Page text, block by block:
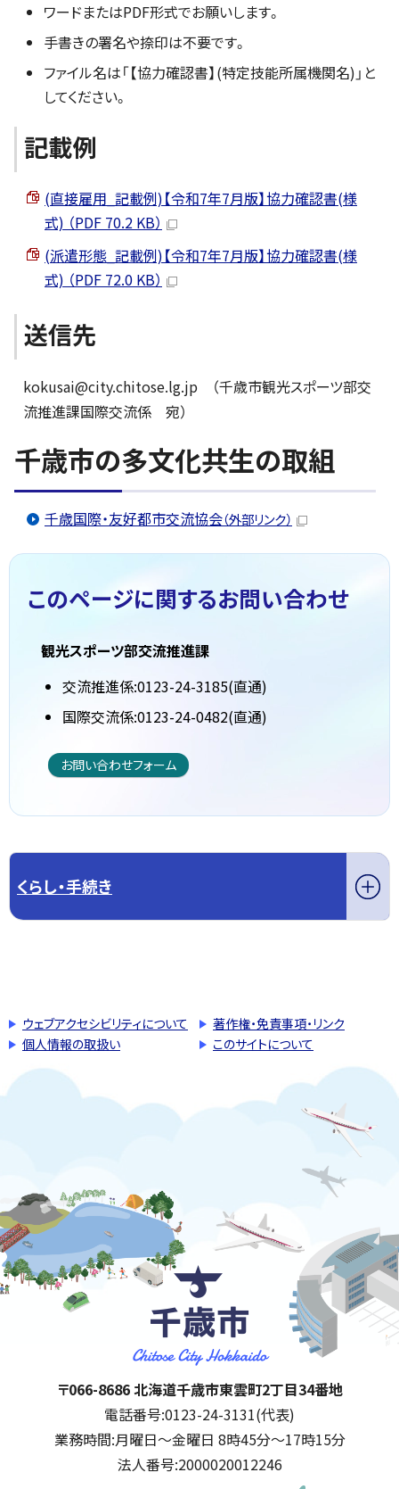
ワードまたはPDF形式でお願いします。
手書きの署名や捺印は不要です。
ファイル名は「【協力確認書】(特定技能所属機関名)」と
してください。
記載例
(直接雇用_記載例)【令和7年7月版】協力確認書(様
式) （PDF 70.2 KB）
(派遣形態_記載例)【令和7年7月版】協力確認書(様
式) （PDF 72.0 KB）
送信先
kokusai@city.chitose.lg.jp （千歳市観光スポーツ部交
流推進課国際交流係 宛）
千歳市の多文化共生の取組
千歳国際・友好都市交流協会（外部リンク）
このページに関するお問い合わせ
観光スポーツ部交流推進課
交流推進係:0123-24-3185(直通)
国際交流係:0123-24-0482(直通)
お問い合わせフォーム
くらし・手続き
ウェブアクセシビリティについて
著作権・免責事項・リンク
個人情報の取扱い
このサイトについて
千歳市
住所:
〒066-8686 北海道千歳市東雲町2丁目34番地
電話番号:0123-24-3131(代表)
業務時間:月曜日～金曜日 8時45分～17時15分
法人番号:2000020012246